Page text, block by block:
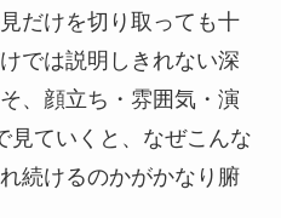
だけを切り取っても十
では説明しきれない深
、顔立ち・雰囲気・演
見ていくと、なぜこんな
続けるのかがかなり腑